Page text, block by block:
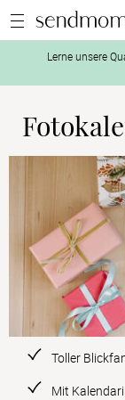
Lerne unsere
2. Aktiviere
Produktseite und
Toller
Mit